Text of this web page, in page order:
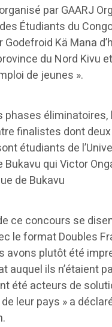
par GAARJ
Étudiants du
Kä Mana
du Nord Kivu
de jeunes ».
finalistes dont
étudiants de
qui Victor
de Bukavu
ce concours se
le format Doubles
avons plutôt été
auquel ils n’étaient
été acteurs de
leur pays » a